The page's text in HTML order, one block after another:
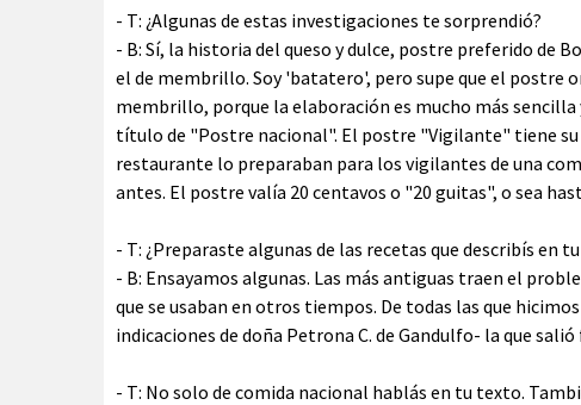
- T: ¿Algunas de estas investigaciones te sorprendió?
- B: Sí, la historia del queso y dulce, postre preferido de
el de membrillo. Soy 'batatero', pero supe que el postre
membrillo, porque la elaboración es mucho más
título de "Postre nacional". El postre "Vigilante" tiene su
restaurante lo preparaban para los vigilantes de una
antes. El postre valía 20 centavos o "20 guitas", o sea
- T: ¿Preparaste algunas de las recetas que describís en
- B: Ensayamos algunas. Las más antiguas traen el
que se usaban en otros tiempos. De todas las que
indicaciones de doña Petrona C. de Gandulfo- la que
- T: No solo de comida nacional hablás en tu texto.